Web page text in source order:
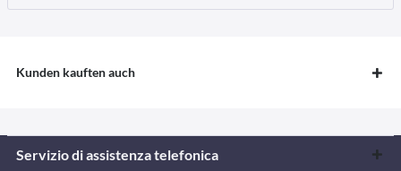
Kunden kauften auch
Servizio di assistenza telefonica